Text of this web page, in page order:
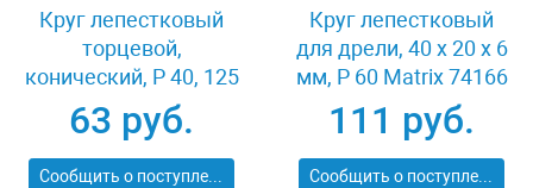
Круг лепестковый
торцевой,
конический, Р 40, 125
х 22.2 мм Сибртех
74083
63 руб.
Сообщить о поступлении
Круг лепестковый
для дрели, 40 х 20 х 6
мм, P 60 Matrix 74166
111 руб.
Сообщить о поступлении